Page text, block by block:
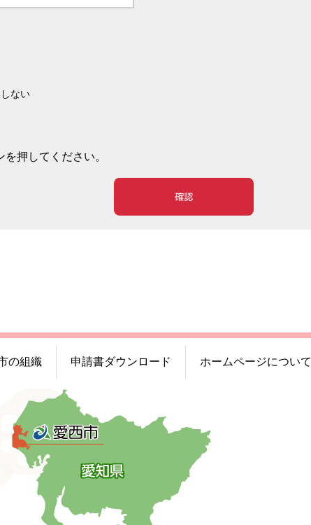
ない
押してください。
確認
の組織 申請書ダウンロード ホームページについて